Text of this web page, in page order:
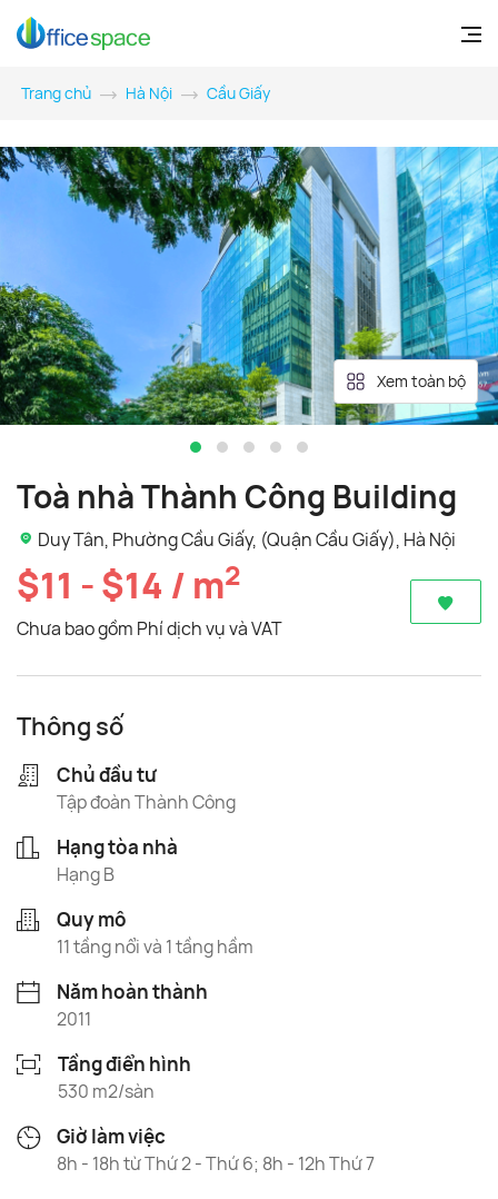
Trang chủ Hà Nội Cầu Giấy
Xem toàn bộ
Toà nhà Thành Công Building
Duy Tân, Phường Cầu Giấy, (Quận Cầu Giấy), Hà Nội
$11 - $14 / m2
Chưa bao gồm Phí dịch vụ và VAT
Thông số
Chủ đầu tư
Tập đoàn Thành Công
Hạng tòa nhà
Hạng B
Quy mô
11 tầng nổi và 1 tầng hầm
Năm hoàn thành
2011
Tầng điển hình
530 m2/sàn
Giờ làm việc
8h - 18h từ Thứ 2 - Thứ 6; 8h - 12h Thứ 7